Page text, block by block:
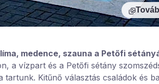
medence, szauna a Petőfi
a vízpart és a Petőfi sétány
tartunk. Kitűnő választás családok és